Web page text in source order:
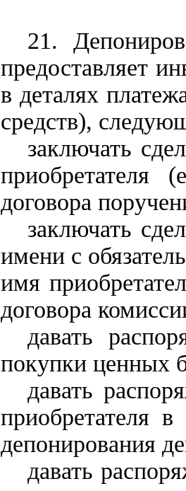
21.
предоставляет
в деталях
средств),
заключать
приобретателя
договора
заключать
имени с
имя
договора
давать
покупки ценных
давать
приобретателя
депонирования
давать